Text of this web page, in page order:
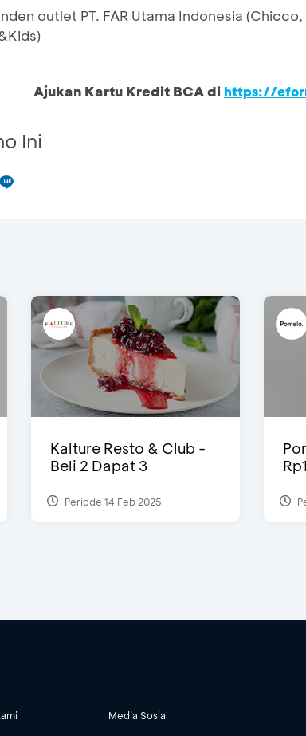
outlet PT. FAR Utama Indonesia (Chicco,
Ajukan Kartu Kredit BCA di https://
Ini
Kalture Resto & Club -
Beli 2 Dapat 3
Periode 14 Feb 2025
Media Sosial